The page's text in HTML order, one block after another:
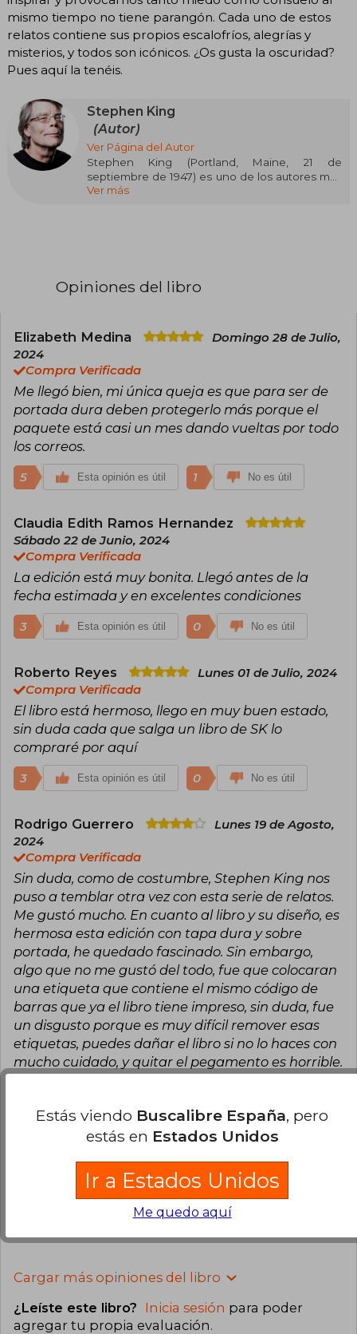
mismo tiempo no tiene parangón. Cada uno de estos
relatos contiene sus propios escalofríos, alegrías y
misterios, y todos son icónicos. ¿Os gusta la oscuridad?
Pues aquí la tenéis.
Stephen King
(Autor)
Ver Página del Autor
Stephen King (Portland, Maine, 21 de
septiembre de 1947) es uno de los autores más
influyentes y prolíficos de la literatura
primera novela, Carrie (1974). Desde entonces,
Richard Bachman, con títulos emblemáticos
como El resplandor, IT, Misery, La torre oscura,
Cementerio de animales y La milla verde,
muchos de ellos adaptados exitosamente al
cine y la televisión. Su narrativa, caracterizada
por explorar los rincones más oscuros de la
mente humana y de la sociedad, ha vendido
más de 500 millones de ejemplares y ha sido
A lo largo de su carrera, King ha recibido
numerosos reconocimientos, entre los que
contribución a la literatura estadounidense
(2003), la Medalla Nacional de las Artes (2015) y
decenas de premios Bram Stoker, World
Fantasy, British Fantasy y Edgar, entre otros.
Considerado el “rey del terror”, su obra ha
influido de manera profunda en la cultura
popular y sigue siendo un referente
imprescindible para lectores y escritores de
ficción. Actualmente vive en Maine, donde
activamente en la vida cultural y social
estadounidense.
Ver más
Opiniones del libro
Elizabeth Medina
Domingo 28 de Julio,
2024
Compra Verificada
Me llegó bien, mi única queja es que para ser de
portada dura deben protegerlo más porque el
paquete está casi un mes dando vueltas por todo
los correos.
5 Esta opinión es útil 1 No es útil
Claudia Edith Ramos Hernandez
Sábado 22 de Junio, 2024
Compra Verificada
La edición está muy bonita. Llegó antes de la
fecha estimada y en excelentes condiciones
3 Esta opinión es útil 0 No es útil
Roberto Reyes
Lunes 01 de Julio, 2024
Compra Verificada
El libro está hermoso, llego en muy buen estado,
sin duda cada que salga un libro de SK lo
compraré por aquí
3 Esta opinión es útil 0 No es útil
Rodrigo Guerrero
Lunes 19 de Agosto,
2024
Compra Verificada
Sin duda, como de costumbre, Stephen King nos
puso a temblar otra vez con esta serie de relatos.
Me gustó mucho. En cuanto al libro y su diseño, es
hermosa esta edición con tapa dura y sobre
portada, he quedado fascinado. Sin embargo,
algo que no me gustó del todo, fue que colocaran
una etiqueta que contiene el mismo código de
barras que ya el libro tiene impreso, sin duda, fue
un disgusto porque es muy difícil remover esas
etiquetas, puedes dañar el libro si no lo haces con
mucho cuidado, y quitar el pegamento es horrible.
Federico Lopez
Martes 04 de
Compra Verificada
Muy buena edición.
Esta opinión es útil
Cargar más opiniones del libro
¿Leíste este libro? Inicia sesión para poder
agregar tu propia evaluación.
Estás viendo Buscalibre España, pero
estás en Estados Unidos
Ir a Estados Unidos
Me quedo aquí